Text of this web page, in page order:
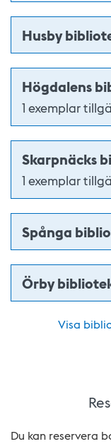
Husby
Högdalens
1 exemplar
Skarpnäcks
1 exemplar
Spånga
Örby
Visa
Du kan reservera